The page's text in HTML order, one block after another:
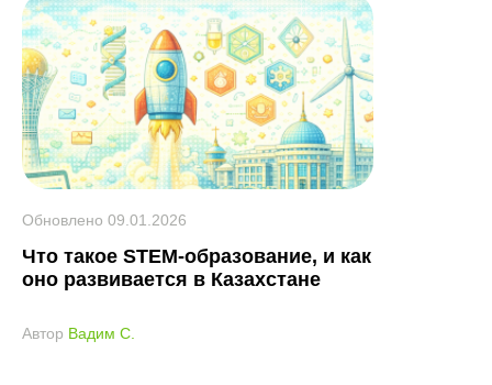
Обновлено 09.01.2026
Что такое STEM-образование, и как
оно развивается в Казахстане
Автор Вадим С.